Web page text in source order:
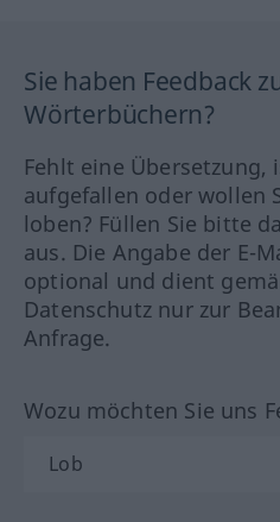
Sie haben Feedback
Wörterbüchern?
Fehlt eine Übersetzung,
aufgefallen oder wollen
loben? Füllen Sie bitte
aus. Die Angabe der E-
optional und dient
Datenschutz nur zur
Anfrage.
Wozu möchten Sie uns